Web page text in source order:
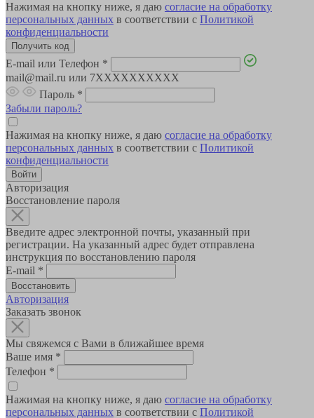
Нажимая на кнопку ниже, я даю согласие на обработку
персональных данных в соответствии с Политикой
конфиденциальности
E-mail или Телефон *
mail@mail.ru или 7XXXXXXXXXX
Пароль *
Забыли пароль?
Нажимая на кнопку ниже, я даю согласие на обработку
персональных данных в соответствии с Политикой
конфиденциальности
Авторизация
Восстановление пароля
Введите адрес электронной почты, указанный при
регистрации. На указанный адрес будет отправлена
инструкция по восстановлению пароля
E-mail *
Авторизация
Заказать звонок
Мы свяжемся с Вами в ближайшее время
Ваше имя *
Телефон *
Нажимая на кнопку ниже, я даю согласие на обработку
персональных данных в соответствии с Политикой